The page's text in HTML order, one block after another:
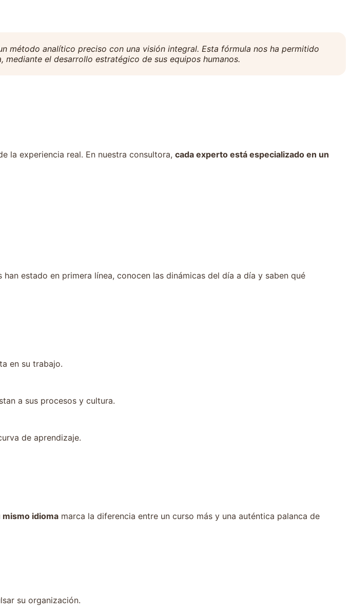
método analítico preciso con una visión integral. Esta fórmula nos ha permitido
el desarrollo estratégico de sus equipos humanos.
la experiencia real. En nuestra consultora, cada experto está especializado en un
han estado en primera línea, conocen las dinámicas del día a día y saben qué
en su trabajo.
a sus procesos y cultura.
de aprendizaje.
mismo idioma marca la diferencia entre un curso más y una auténtica palanca de
su organización.